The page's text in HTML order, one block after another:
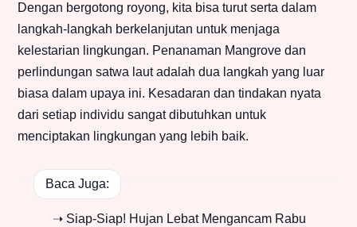
Dengan bergotong royong, kita bisa turut serta dalam
langkah-langkah berkelanjutan untuk menjaga
kelestarian lingkungan. Penanaman Mangrove dan
perlindungan satwa laut adalah dua langkah yang luar
biasa dalam upaya ini. Kesadaran dan tindakan nyata
dari setiap individu sangat dibutuhkan untuk
menciptakan lingkungan yang lebih baik.
Baca Juga:
➝ Siap-Siap! Hujan Lebat Mengancam Rabu